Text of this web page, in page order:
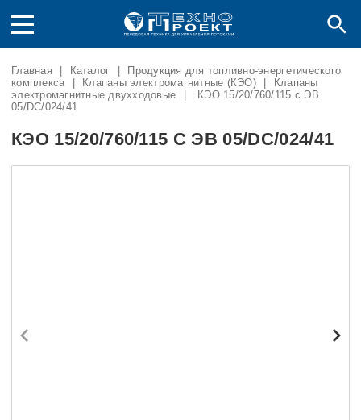
Главная Каталог
Продукция для топливно-энергетического
комплекса
Клапаны электромагнитные (КЭО)
Клапаны
электромагнитные двухходовые
КЭО 15/20/760/115 с ЭВ
05/DC/024/41
КЭО 15/20/760/115 С ЭВ 05/DC/024/41